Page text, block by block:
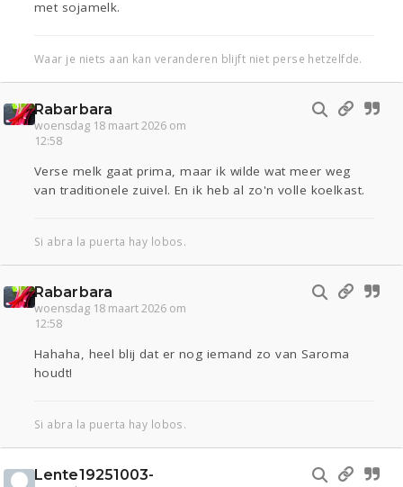
met sojamelk.
Waar je niets aan kan veranderen blijft niet perse hetzelfde.
Rabarbara
woensdag 18 maart 2026 om
12:58
Verse melk gaat prima, maar ik wilde wat meer weg
van traditionele zuivel. En ik heb al zo'n volle koelkast.
Si abra la puerta hay lobos.
Rabarbara
woensdag 18 maart 2026 om
12:58
Hahaha, heel blij dat er nog iemand zo van Saroma
houdt!
Si abra la puerta hay lobos.
Lente19251003-